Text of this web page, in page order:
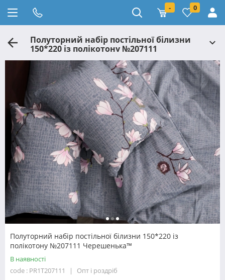
- 0
Полуторний набір постільної білизни
150*220 із полікотону №207111
Черешенька™
Полуторний набір постільної білизни 150*220 із
полікотону №207111 Черешенька™
В наявності
code : PR1T207111
Опт і роздріб